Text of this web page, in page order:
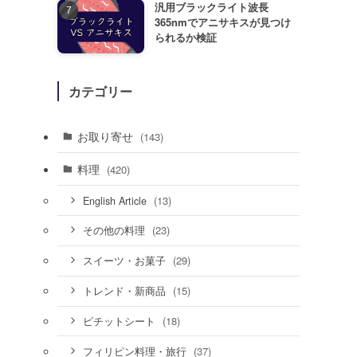
汎用ブラックライト波長
365nmでアニサキスが見つけ
られるか検証
カテゴリー
お取り寄せ (143)
料理 (420)
English Article (13)
その他の料理 (23)
スイーツ・お菓子 (29)
トレンド・新商品 (15)
ピチットシート (18)
フィリピン料理・旅行 (37)